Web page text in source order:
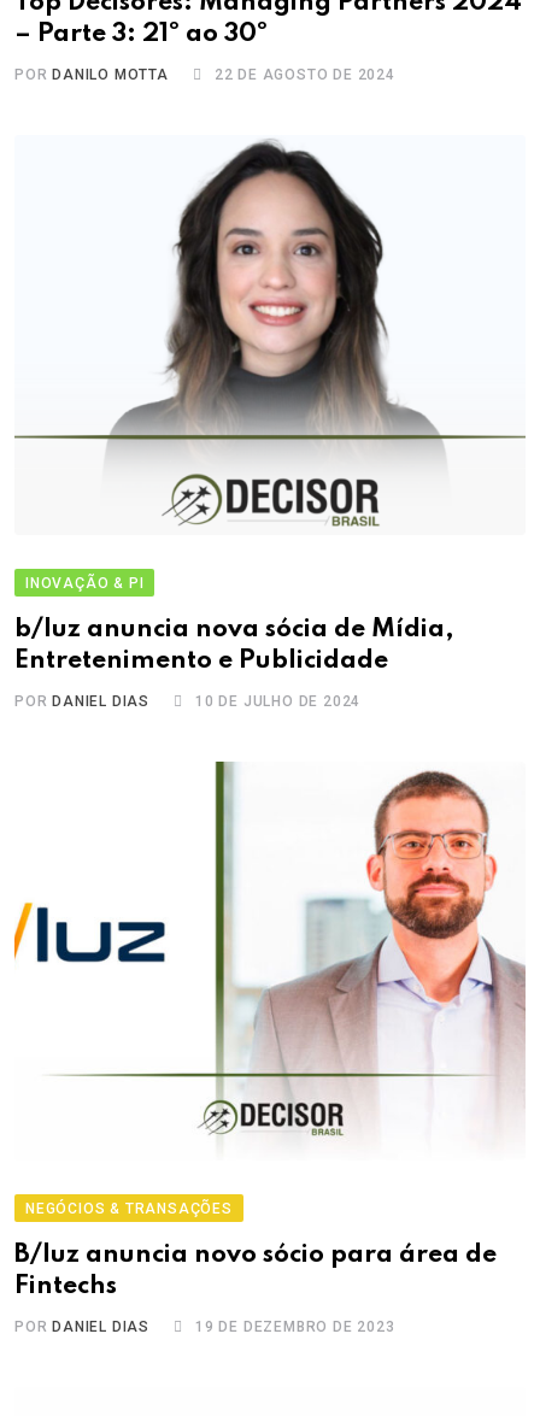
– Parte 3: 21º ao 30º
POR DANILO MOTTA 22 DE AGOSTO DE 2024
INOVAÇÃO & PI
b/luz anuncia nova sócia de Mídia,
Entretenimento e Publicidade
PORDANIEL DIAS 10 DE JULHO DE 2024
NEGÓCIOS & TRANSAÇÕES
B/luz anuncia novo sócio para área de
Fintechs
POR DANIEL DIAS 19 DE DEZEMBRO DE 2023